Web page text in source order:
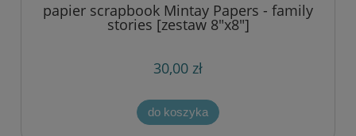
papier scrapbook Mintay Papers - family
stories [zestaw 8"x8"]
30,00 zł
do koszyka